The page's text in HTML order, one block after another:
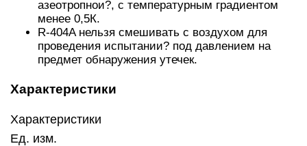
азеотропнои?, с температурным градиентом
менее 0,5К.
R-404A нельзя смешивать с воздухом для
проведения испытании? под давлением на
предмет обнаружения утечек.
Характеристики
Характеристики
Ед. изм.